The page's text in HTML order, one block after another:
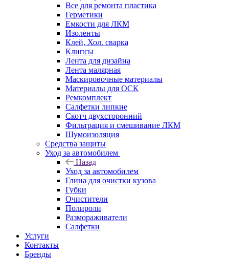
Все для ремонта пластика
Герметики
Емкости для ЛКМ
Изоленты
Клей, Хол. сварка
Клипсы
Лента для дизайна
Лента малярная
Маскировочные материалы
Материалы для ОСК
Ремкомплект
Салфетки липкие
Скотч двухсторонний
Фильтрация и смешивание ЛКМ
Шумоизоляция
Средства защиты
Уход за автомобилем
Назад
Уход за автомобилем
Глина для очистки кузова
Губки
Очистители
Полироли
Размораживатели
Салфетки
Услуги
Контакты
Бренды